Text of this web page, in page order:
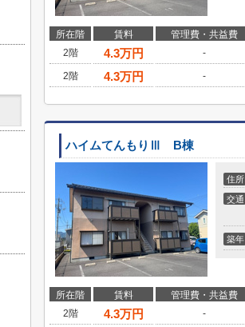
所在階 賃料 管理費・共益費
2階
4.3万円 -
2階
4.3万円 -
ハイムてんもりⅢ B棟
住所
交通
築年
所在階 賃料 管理費・共益費
2階
4.3万円 -